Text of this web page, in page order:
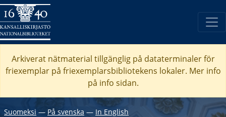
Arkiverat nätmaterial tillgänglig på dataterminaler för
friexemplar på friexemplarsbibliotekens lokaler. Mer info
på info sidan.
Suomeksi ― På svenska ― In English